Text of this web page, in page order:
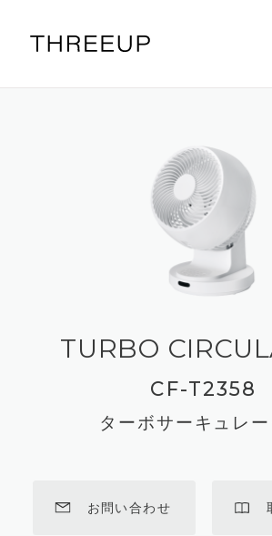
TURBO
CF-T2358
ターボサーキュレ
お問い合わせ